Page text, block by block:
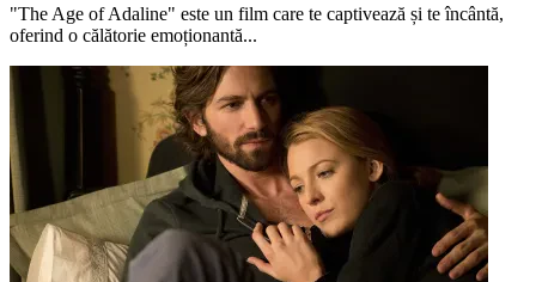
"The Age of Adaline" este un film care te captivează și te încântă,
oferind o călătorie emoționantă...